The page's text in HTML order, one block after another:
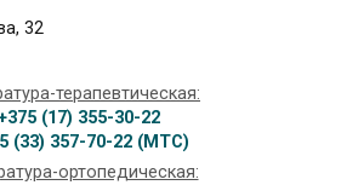
32
терапевтическая:
(17) 355-30-22
(33) 357-70-22 (МТС)
ортопедическая: